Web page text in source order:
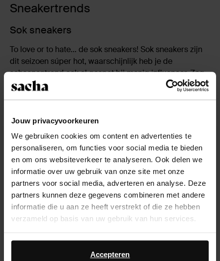
Jouw privacyvoorkeuren
We gebruiken cookies om content en advertenties te
personaliseren, om functies voor social media te bieden
en om ons websiteverkeer te analyseren. Ook delen we
informatie over uw gebruik van onze site met onze
partners voor social media, adverteren en analyse. Deze
partners kunnen deze gegevens combineren met andere
informatie die u aan ze heeft verstrekt of die ze hebben
verzameld op basis van uw gebruik van hun services.
Daarnaast werken wij samen met Google voor
advertentie- en meetdoeleinden. Meer informatie over
Accepteren
Sneakertrends
Sok sneakers
To love or to hate… de sok sneakers! Sok sneakers zijn
dit seizoen súper hot, waarschijnlijk heb je de
schoenentrend ook al gespot bij menig influencer. Zeg
nou zelf, jouw fashionhartje gaat toch ook heel wat
Dad sneakers
Dad sneakers zijn dé fashiontrend van 2018. Vooral
voor de échte daredevils zijn de
combinatiemogelijkheden eindeloos. Kies bijvoorbeeld
voor een latex broek, stoere sweater met opdruk en
draag in je sneakers een leuk sokje. Of combineer de
dad sneakers met een flowy bloemenjurk met een stoer
heuptasje. Vind je dit allemaal iets té? Kies dan voor
een basic mom jeans en draag er je favoriete trui of t-
shirt op.